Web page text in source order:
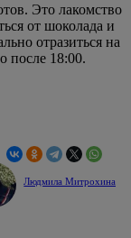
Это лакомство
от шоколада и
отразиться на
после 18:00.
Людмила Митрохина